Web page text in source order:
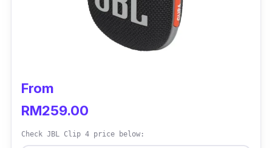
From
RM259.00
Check JBL Clip 4 price below: